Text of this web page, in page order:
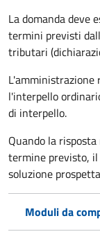
La domanda deve
termini previsti
tributari
L'amministrazione
l'interpello
di interpello.
Quando la
termine previsto, il
soluzione
Moduli da